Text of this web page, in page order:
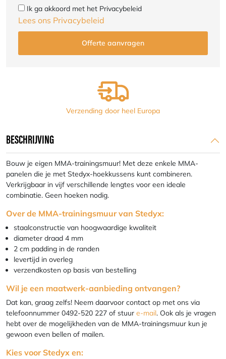
Ik ga akkoord met het Privacybeleid
Lees ons Privacybeleid
Verzending door heel Europa
BESCHRIJVING
Bouw je eigen MMA-trainingsmuur! Met deze enkele MMA-
panelen die je met Stedyx-hoekkussens kunt combineren.
Verkrijgbaar in vijf verschillende lengtes voor een ideale
combinatie. Geen hoeken nodig.
Over de MMA-trainingsmuur van Stedyx:
staalconstructie van hoogwaardige kwaliteit
diameter draad 4 mm
2 cm padding in de randen
levertijd in overleg
verzendkosten op basis van bestelling
Wil je een maatwerk-aanbieding ontvangen?
Dat kan, graag zelfs! Neem daarvoor contact op met ons via
telefoonnummer 0492-520 227 of stuur e-mail. Ook als je vragen
hebt over de mogelijkheden van de MMA-trainingsmuur kun je
gewoon even bellen of mailen.
Kies voor Stedyx en: